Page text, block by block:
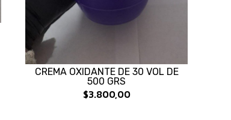
CREMA OXIDANTE DE 30 VOL DE
500 GRS
$3.800,00